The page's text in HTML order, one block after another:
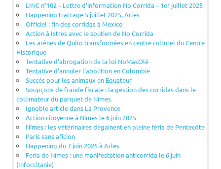
LINC n°102 – Lettre d’information No Corrida – 1er juillet 2025
Happening tractage 5 juillet 2025, Arles
Officiel : fin des corridas à Mexico
Action à Istres avec le soutien de No Corrida
Les arènes de Quito transformées en centre culturel du Centre
Historique
Tentative d’abrogation de la loi NoMasOlé
Tentative d’annuler l’abolition en Colombie
Succès pour les animaux en Equateur
Soupçons de fraude fiscale : la gestion des corridas dans le
collimateur du parquet de Nîmes
Ignoble article dans La Provence
Action citoyenne à Nîmes le 6 juin 2025
Nîmes : les vétérinaires dégainent en pleine féria de Pentecôte
Paris sans aficion
Happening du 7 juin 2025 à Arles
Feria de Nîmes : une manifestation anticorrida le 6 juin
(Infoccitanie)